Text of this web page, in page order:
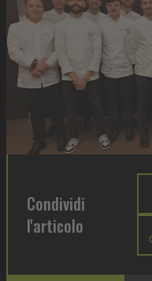
Condividi
l'articolo